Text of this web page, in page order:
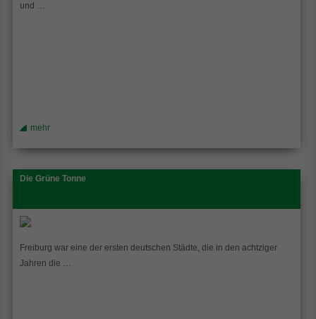
und …
mehr
Die Grüne Tonne
Freiburg war eine der ersten deutschen Städte, die in den achtziger
Jahren die …